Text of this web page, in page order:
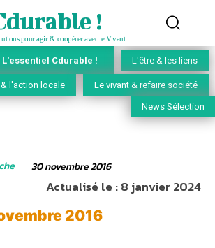
!
pour agir & coopérer avec le Vivant
L'essentiel Cdurable ! L'être & les liens
l'action locale Le vivant & refaire société
News Sélection
30 novembre 2016
Actualisé le :8 janvier 2024
2016